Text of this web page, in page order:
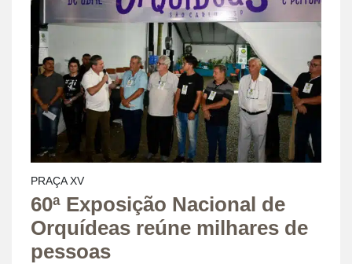
PRAÇA XV
60ª Exposição Nacional de
Orquídeas reúne milhares de
pessoas